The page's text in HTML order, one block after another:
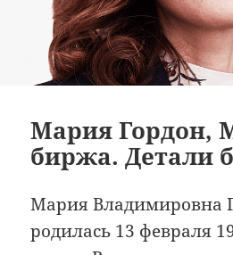
Мария Гордон,
биржа. Детали
Мария Владимировна
родилась 13 февраля